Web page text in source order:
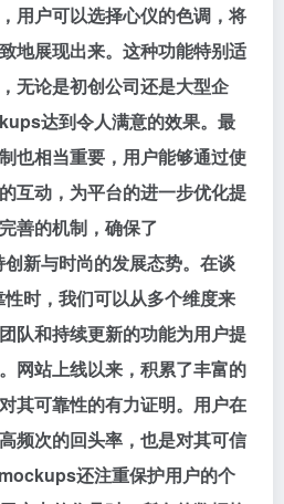
用户可以选择心仪的色调，将
地展现出来。这种功能特别适
无论是初创公司还是大型企
达到令人满意的效果。最
也相当重要，用户能够通过使
互动，为平台的进一步优化提
善的机制，确保了
新与时尚的发展态势。在谈
时，我们可以从多个维度来
队和持续更新的功能为用户提
网站上线以来，积累了丰富的
其可靠性的有力证明。用户在
频次的回头率，也是对其可信
还注重保护用户的个